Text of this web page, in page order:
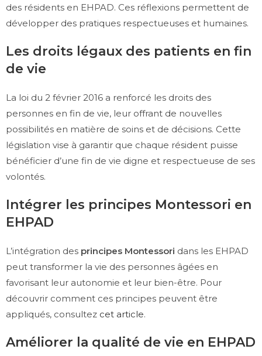
des résidents en EHPAD. Ces réflexions permettent de
développer des pratiques respectueuses et humaines.
Les droits légaux des patients en fin
de vie
La loi du 2 février 2016 a renforcé les droits des
personnes en fin de vie, leur offrant de nouvelles
possibilités en matière de soins et de décisions. Cette
législation vise à garantir que chaque résident puisse
bénéficier d’une fin de vie digne et respectueuse de ses
volontés.
Intégrer les principes Montessori en
EHPAD
L’intégration des principes Montessori dans les EHPAD
peut transformer la vie des personnes âgées en
favorisant leur autonomie et leur bien-être. Pour
découvrir comment ces principes peuvent être
appliqués, consultez cet article.
Améliorer la qualité de vie en EHPAD